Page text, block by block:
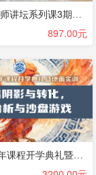
心理分析名师讲坛系列课3期联报（任选3期）
897.00元
26年3月两年课程开学典礼暨地面实训